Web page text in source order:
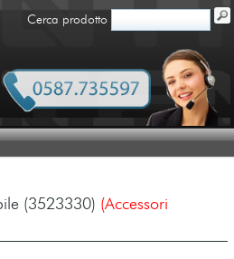
Cerca prodotto
(3523330) (Accessori